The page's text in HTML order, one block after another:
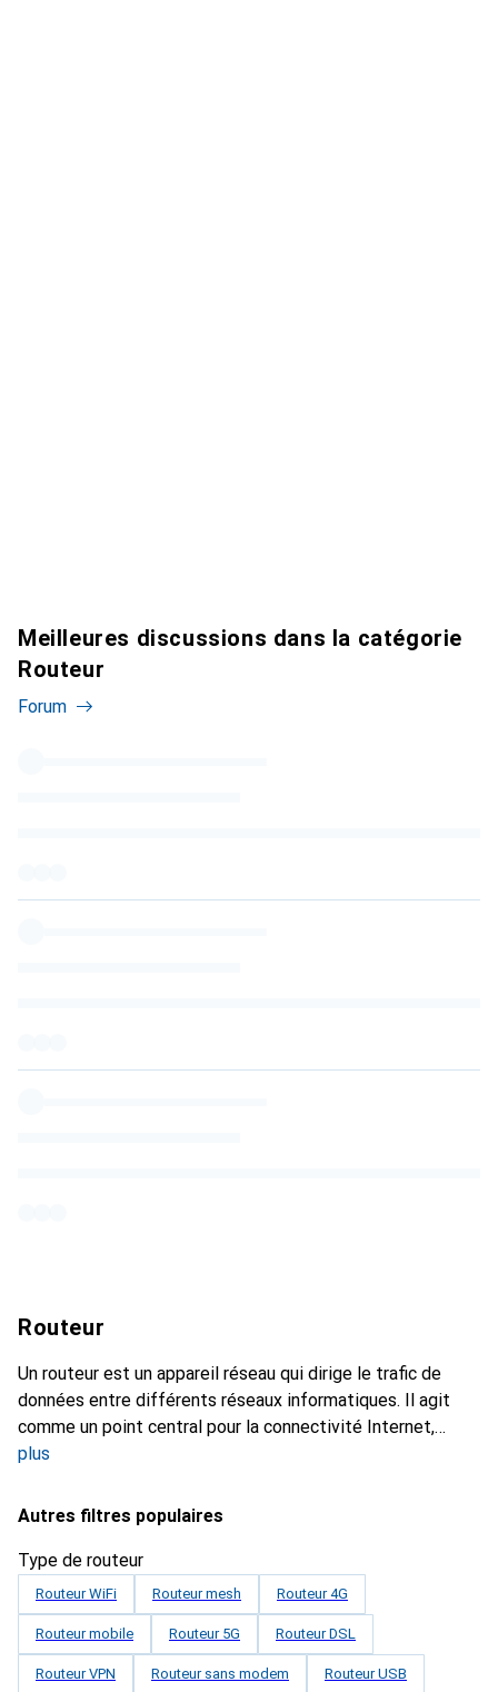
Meilleures discussions dans la catégorie
Routeur
Forum
Routeur
Un routeur est un appareil réseau qui dirige le trafic de
données entre différents réseaux informatiques. Il agit
comme un point central pour la connectivité Internet,
plus
Autres filtres populaires
Type de routeur
Routeur WiFi Routeur mesh Routeur 4G
Routeur mobile Routeur 5G Routeur DSL
Routeur VPN Routeur sans modem Routeur USB